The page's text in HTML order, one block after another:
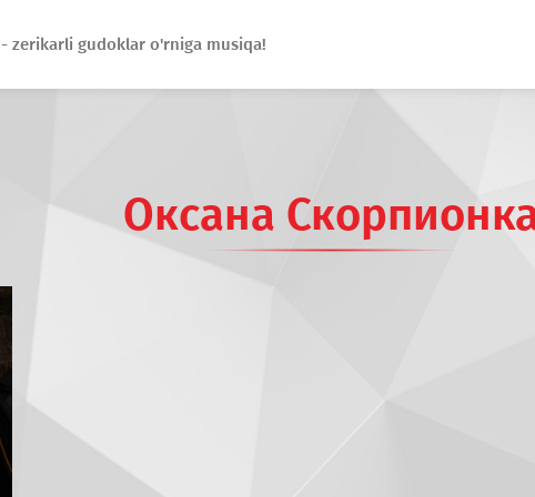
- zerikarli gudoklar o'rniga musiqa!
Оксана